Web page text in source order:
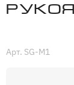
Арт. SG-M1